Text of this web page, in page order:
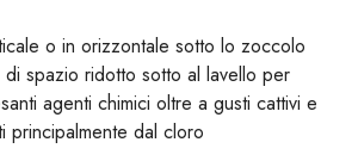
o in orizzontale sotto lo zoccolo
spazio ridotto sotto al lavello per
agenti chimici oltre a gusti cattivi e
principalmente dal cloro